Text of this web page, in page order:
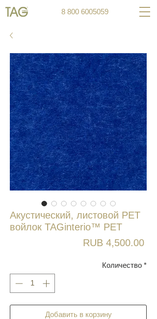
8 800 6005059
Акустический, листовой PET
войлок TAGinterio™ PET
RUB 4,500.00
Количество *
Добавить в корзину